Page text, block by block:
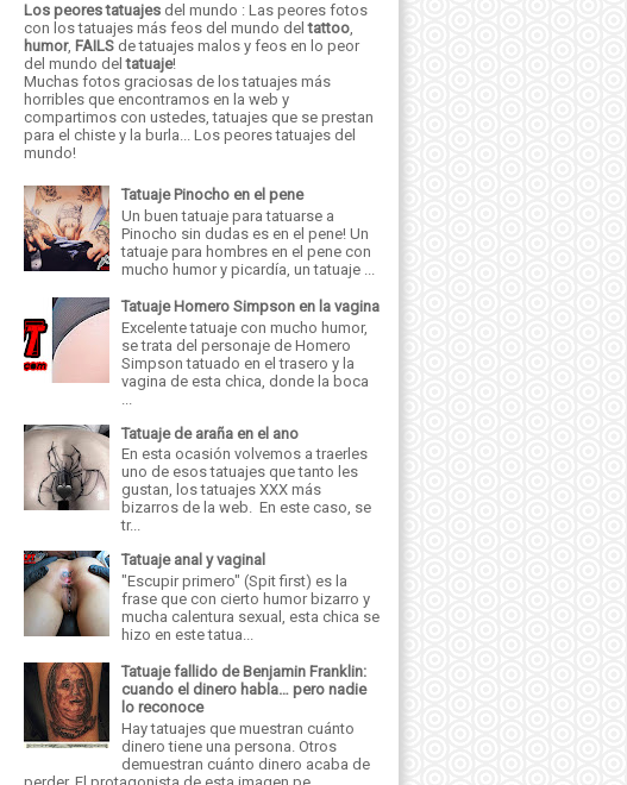
Los peores tatuajes del mundo : Las peores fotos
con los tatuajes más feos del mundo deltattoo,
humor, FAILS de tatuajes malos y feos en lo peor
del mundo deltatuaje!
Muchas fotos graciosas de los tatuajes más
horribles que encontramos en la web y
compartimos con ustedes, tatuajes que se prestan
para el chiste y la burla... Los peores tatuajes del
mundo!
Tatuaje Pinocho en el pene
Un buen tatuaje para tatuarse a
Pinocho sin dudas es en el pene! Un
tatuaje para hombres en el pene con
mucho humor y picardía, un tatuaje ...
Tatuaje Homero Simpson en la vagina
Excelente tatuaje con mucho humor,
se trata del personaje de Homero
Simpson tatuado en el trasero y la
vagina de esta chica, donde la boca
Tatuaje de araña en el ano
En esta ocasión volvemos a traerles
uno de esos tatuajes que tanto les
gustan, los tatuajes XXX más
bizarros de la web. En este caso, se
tr...
Tatuaje anal y vaginal
"Escupir primero" (Spit first) es la
frase que con cierto humor bizarro y
mucha calentura sexual, esta chica se
hizo en este tatua...
Tatuaje fallido de Benjamin Franklin:
cuando el dinero habla… pero nadie
lo reconoce
Hay tatuajes que muestran cuánto
dinero tiene una persona. Otros
demuestran cuánto dinero acaba de